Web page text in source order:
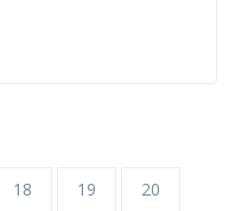
18 19
20